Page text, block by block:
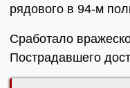
рядового в 94-м
Сработало
Пострадавшего